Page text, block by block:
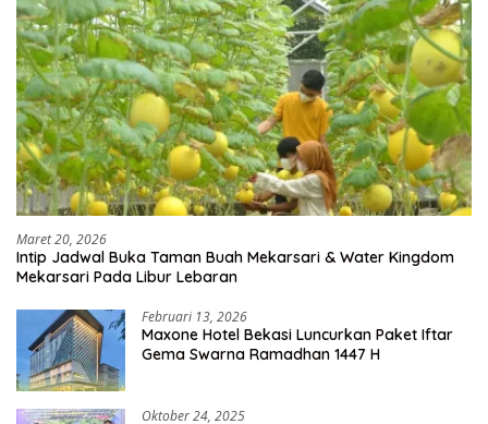
Maret 20, 2026
Intip Jadwal Buka Taman Buah Mekarsari & Water Kingdom
Mekarsari Pada Libur Lebaran
Februari 13, 2026
Maxone Hotel Bekasi Luncurkan Paket Iftar
Gema Swarna Ramadhan 1447 H
Oktober 24, 2025